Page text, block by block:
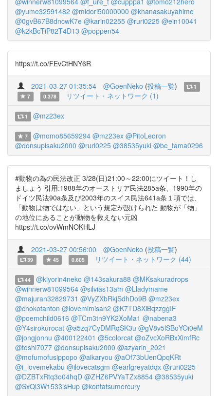
@yume32591482 @midori50000000 @khanasakuyahime
@0gvB67B8dncwK7e @karin02255 @ruri0225 @ein10041
@k2kBcTiP82T4D13 @poppen54
https://t.co/FEvCtHNY6R
2021-03-27 01:35:54 @GoenNeko (投稿一覧)
1
7
0.378 リツイート・ネットワーク (1)
1 @mz23ex
7 @momo85659294 @mz23ex @PitoLeoron
@donsupisaku2000 @ruri0225 @38535yuki @be_tama0296
#動物の為の民法改正 3/28(日)21:00～22:00にツイート！し
ましょう 引用:1988年のオーストリア民法285a条、1990年の
ドイツ民法90a条及び2003年のスイス民法641a条１項では、
「動物は物ではない」という規定が設けられた 動物が「物」
の地位にあることが動物を救えない元凶
https://t.co/ovWmNOKHLJ
2021-03-27 00:56:00 @GoenNeko (投稿一覧)
39 45 0.605 リツイート・ネットワーク (44)
44 @kiyorin4neko @143sakura88 @MKsakuradrops
@winnerw81099564 @silvias13am @Lladymame
@majuran32829731 @VyZXbRkjSdhDo9B @mz23ex
@chokotanton @lovemimisan2 @K7TD8XiBqzzggIF
@poemchild0616 @TCm3tn9YK2XoMa1 @nabena3
@Y4sirokurocat @a5zq7CyDMRqSK3u @gV8v5lSBoYOi0eM
@jongjonnu @400122401 @5colorcat @oZvcXoRBxXimfRc
@toshi7077 @donsupisaku2000 @azyarin_2021
@mofumofusippopo @aikaryou @aOf73bUenQpqKRt
@i_lovemekabu @ilovecatsgm @earlgreyatdqx @ruri0225
@DZBTxRtq3o04hqD @ZHZ6PVYaTZx8854 @38535yuki
@SxQl3W1533isHup @kontatsumercury